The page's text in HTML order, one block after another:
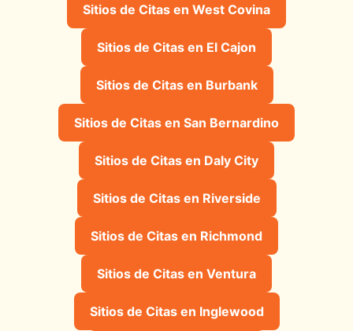
Sitios de Citas en West Covina
Sitios de Citas en El Cajon
Sitios de Citas en Burbank
Sitios de Citas en San Bernardino
Sitios de Citas en Daly City
Sitios de Citas en Riverside
Sitios de Citas en Richmond
Sitios de Citas en Ventura
Sitios de Citas en Inglewood